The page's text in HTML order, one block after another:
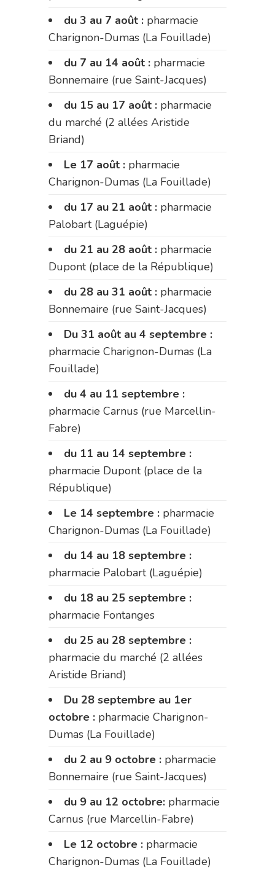
du 3 au 7 août : pharmacie
Charignon-Dumas (La Fouillade)
du 7 au 14 août : pharmacie
Bonnemaire (rue Saint-Jacques)
du 15 au 17 août : pharmacie
du marché (2 allées Aristide
Briand)
Le 17 août : pharmacie
Charignon-Dumas (La Fouillade)
du 17 au 21 août : pharmacie
Palobart (Laguépie)
du 21 au 28 août : pharmacie
Dupont (place de la République)
du 28 au 31 août : pharmacie
Bonnemaire (rue Saint-Jacques)
Du 31 août au 4 septembre :
pharmacie Charignon-Dumas (La
Fouillade)
du 4 au 11 septembre :
pharmacie Carnus (rue Marcellin-
Fabre)
du 11 au 14 septembre :
pharmacie Dupont (place de la
République)
Le 14 septembre : pharmacie
Charignon-Dumas (La Fouillade)
du 14 au 18 septembre :
pharmacie Palobart (Laguépie)
du 18 au 25 septembre :
pharmacie Fontanges
du 25 au 28 septembre :
pharmacie du marché (2 allées
Aristide Briand)
Du 28 septembre au 1er
octobre : pharmacie Charignon-
Dumas (La Fouillade)
du 2 au 9 octobre : pharmacie
Bonnemaire (rue Saint-Jacques)
du 9 au 12 octobre: pharmacie
Carnus (rue Marcellin-Fabre)
Le 12 octobre : pharmacie
Charignon-Dumas (La Fouillade)